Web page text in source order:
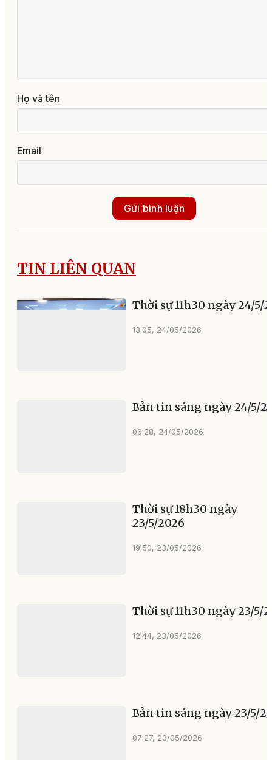
Họ và tên
Email
Gửi bình luận
TIN LIÊN QUAN
Thời sự 11h30 ngày 24/5/
13:05, 24/05/2026
Bản tin sáng ngày 24/5/
06:28, 24/05/2026
Thời sự 18h30 ngày
23/5/2026
19:50, 23/05/2026
Thời sự 11h30 ngày 23/5/
12:44, 23/05/2026
Bản tin sáng ngày 23/5/
07:27, 23/05/2026